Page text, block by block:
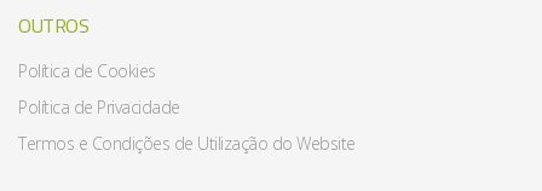
OUTROS
Política de Cookies
Política de Privacidade
Termos e Condições de Utilização do Website